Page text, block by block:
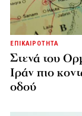
ΕΠΙΚΑΙΡΟΤΗΤΑ
Στενά του
Ιράν πιο
οδού